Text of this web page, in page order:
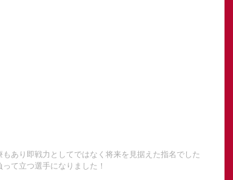
あり即戦力としてではなく将来を見据えた指名でした
て立つ選手になりました！